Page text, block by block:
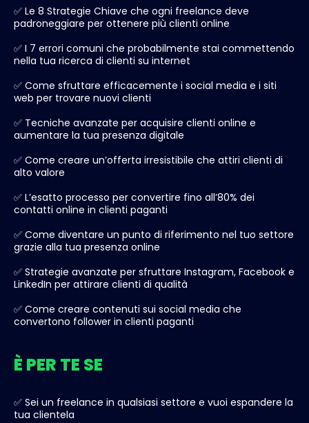
✅ Le 8 Strategie Chiave che ogni freelance deve
padroneggiare per ottenere più clienti online
✅ I 7 errori comuni che probabilmente stai commettendo
nella tua ricerca di clienti su internet
✅ Come sfruttare efficacemente i social media e i siti
web per trovare nuovi clienti
✅ Tecniche avanzate per acquisire clienti online e
aumentare la tua presenza digitale
✅ Come creare un’offerta irresistibile che attiri clienti di
alto valore
✅ L’esatto processo per convertire fino all’80% dei
contatti online in clienti paganti
✅ Come diventare un punto di riferimento nel tuo settore
grazie alla tua presenza online
✅ Strategie avanzate per sfruttare Instagram, Facebook e
LinkedIn per attirare clienti di qualità
✅ Come creare contenuti sui social media che
convertono follower in clienti paganti
È PER TE SE
✅ Sei un freelance in qualsiasi settore e vuoi espandere la
tua clientela